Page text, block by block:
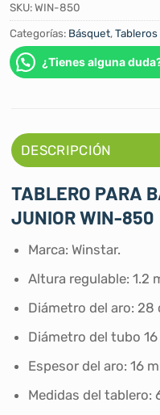
SKU:WIN-850
Categorías: Básquet,Tableros
¿Tienes alguna
DESCRIPCIÓN
TABLERO PARA
JUNIOR WIN-850
Marca: Winstar.
Altura regulable: 1.2
Diámetro del aro: 28
Diámetro del tubo
Espesor del aro: 16
Medidas del tablero: